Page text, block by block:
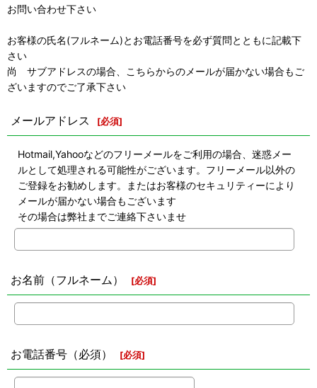
お問い合わせ下さい
お客様の氏名(フルネーム)とお電話番号を必ず質問とともに記載下
さい
尚 サブアドレスの場合、こちらからのメールが届かない場合もご
ざいますのでご了承下さい
メールアドレス [必須]
Hotmail,Yahooなどのフリーメールをご利用の場合、迷惑メー
ルとして処理される可能性がございます。フリーメール以外の
ご登録をお勧めします。またはお客様のセキュリティーにより
メールが届かない場合もございます
その場合は弊社までご連絡下さいませ
お名前（フルネーム） [必須]
お電話番号（必須） [必須]